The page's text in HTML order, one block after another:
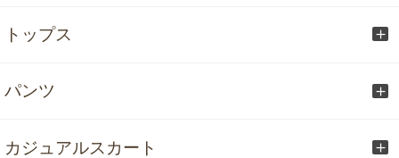
トップス
パンツ
カジュアルスカート